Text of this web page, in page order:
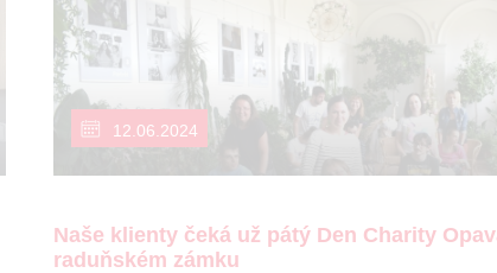
12.06.2024
Naše klienty čeká už pátý Den Charity
raduňském zámku